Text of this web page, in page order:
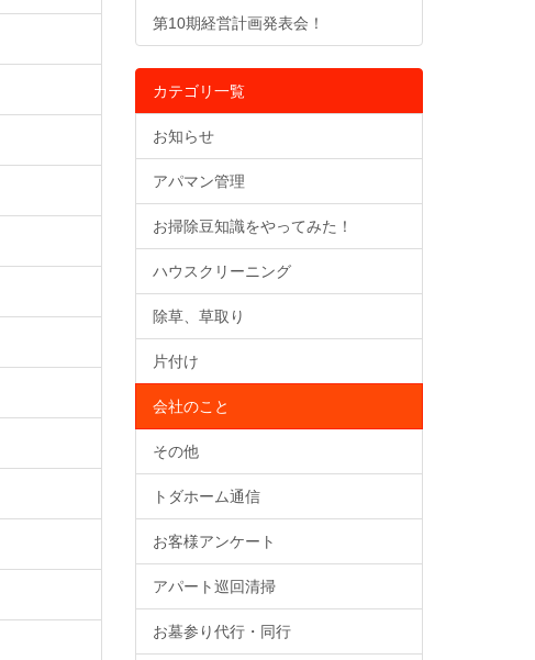
第10期経営計画発表会！
カテゴリ一覧
お知らせ
アパマン管理
お掃除豆知識をやってみた！
ハウスクリーニング
除草、草取り
片付け
会社のこと
その他
トダホーム通信
お客様アンケート
アパート巡回清掃
お墓参り代行・同行